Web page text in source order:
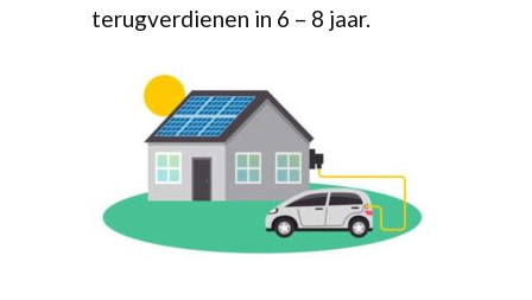
terugverdienen in 6 – 8 jaar.